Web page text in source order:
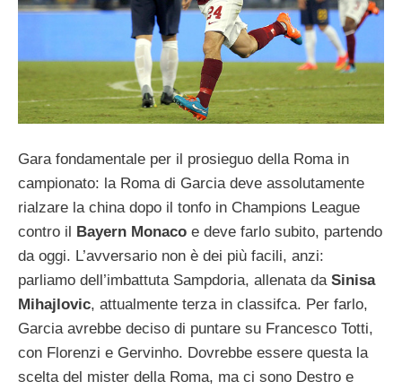
Gara fondamentale per il prosieguo della Roma in
campionato: la Roma di Garcia deve assolutamente
rialzare la china dopo il tonfo in Champions League
contro il Bayern Monaco e deve farlo subito, partendo
da oggi. L’avversario non è dei più facili, anzi:
parliamo dell’imbattuta Sampdoria, allenata da Sinisa
Mihajlovic, attualmente terza in classifca. Per farlo,
Garcia avrebbe deciso di puntare su Francesco Totti,
con Florenzi e Gervinho. Dovrebbe essere questa la
scelta del mister della Roma, ma ci sono Destro e